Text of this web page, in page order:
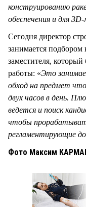
конструированию
обеспечения и для
Сегодня директор
занимается подбором
заместителя, который
работы: «Это
обход на предмет что
двух часов в день.
ведется и поиск
чтобы
регламентирующие
Фото Максим